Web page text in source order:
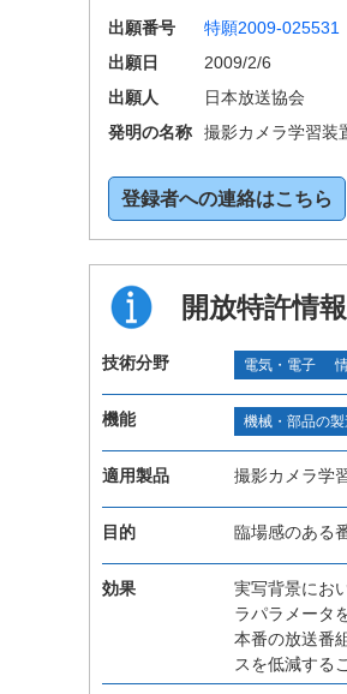
出願番号 特願2009-025531
出願日
2009/2/6
出願人
日本放送協会
発明の名称
撮影カメラ学習装
登録者への連絡はこちら
開放特許情報
技術分野 電気・電子
機能 機械・部品の製
適用製品 撮影カメラ学
目的 臨場感のある
効果
実写背景にお
ラパラメータ
本番の放送番
スを低減する